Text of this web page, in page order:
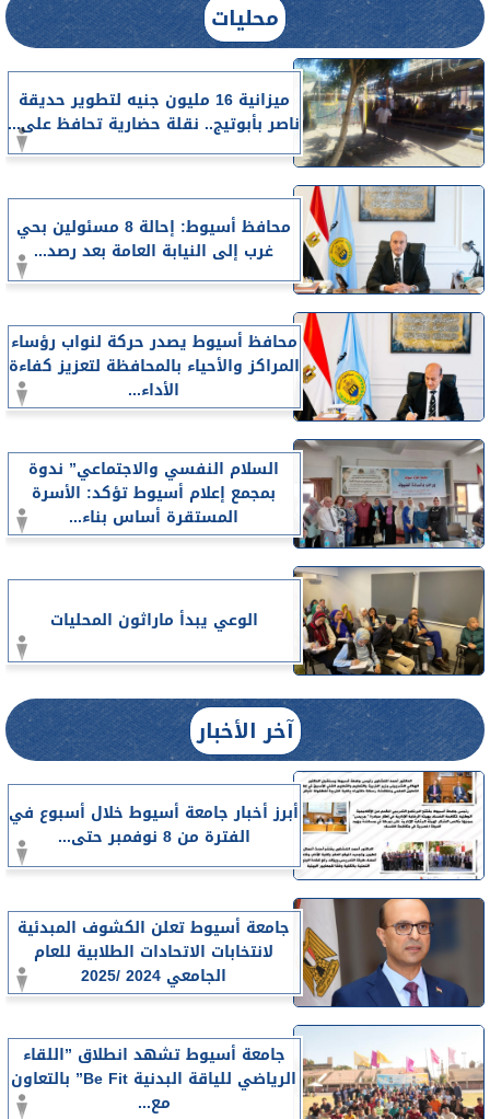
محليات
ميزانية 16 مليون جنيه لتطوير حديقة
ناصر بأبوتيج.. نقلة حضارية تحافظ على...
محافظ أسيوط: إحالة 8 مسئولين بحي
غرب إلى النيابة العامة بعد رصد...
محافظ أسيوط يصدر حركة لنواب رؤساء
المراكز والأحياء بالمحافظة لتعزيز كفاءة
الأداء...
السلام النفسي والاجتماعي” ندوة
بمجمع إعلام أسيوط تؤكد: الأسرة
المستقرة أساس بناء...
الوعي يبدأ ماراثون المحليات
آخر الأخبار
أبرز أخبار جامعة أسيوط خلال أسبوع في
الفترة من 8 نوفمبر حتى...
جامعة أسيوط تعلن الكشوف المبدئية
لانتخابات الاتحادات الطلابية للعام
الجامعي 2024 /2025
جامعة أسيوط تشهد انطلاق ”اللقاء
الرياضي للياقة البدنية Be Fit” بالتعاون
مع...